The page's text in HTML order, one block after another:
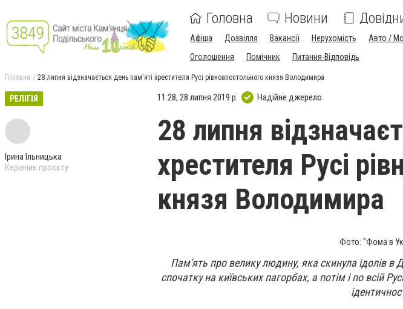
Головна Новини
Афіша Дозвілля Вакансії Нерухомість Авто /
Оголошення
Помічник Питання-Відповідь
Головна 28 липня відзначається день пам'яті хрестителя Русі рівноапостольного князя Володимира
РЕЛІГІЯ
Ірина Ільницька
Керівник проєкту
11:28, 28 липня 2019 р. Надійне джерело
28 липня
хрестителя Русі
князя Володимира
Фото: "Фома в
Пам'ять про велику людину, яка скинула ідолів в
спочатку на київських пагорбах, а потім і по всій